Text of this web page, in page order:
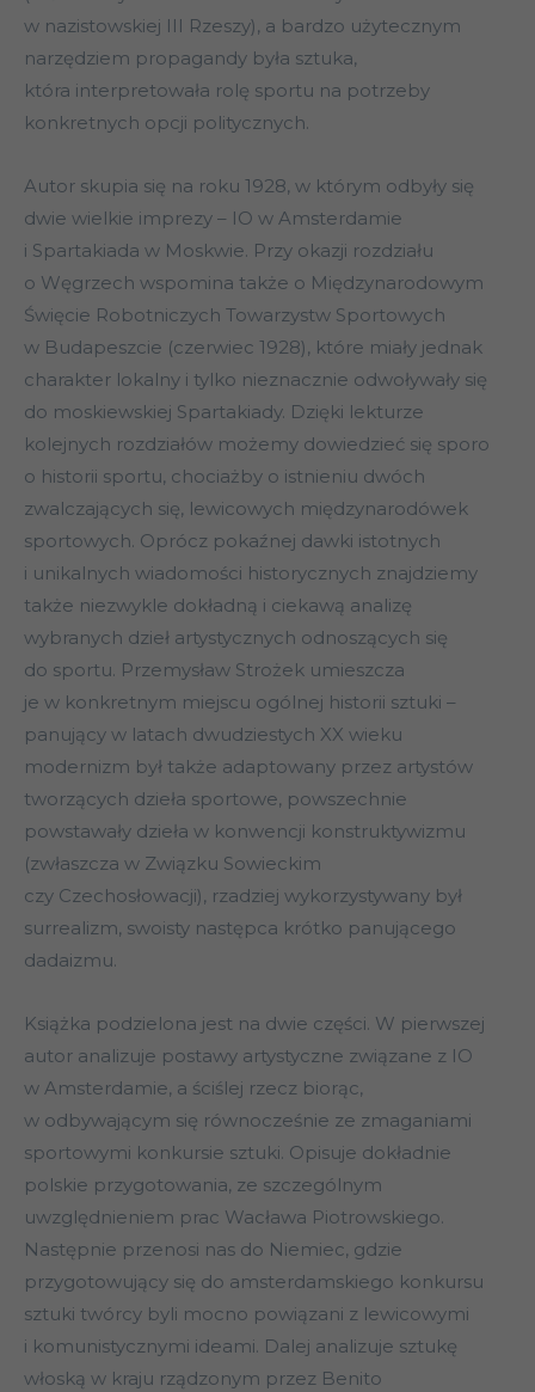
w nazistowskiej III Rzeszy), a bardzo użytecznym
narzędziem propagandy była sztuka,
która interpretowała rolę sportu na potrzeby
konkretnych opcji politycznych.
Autor skupia się na roku 1928, w którym odbyły się
dwie wielkie imprezy – IO w Amsterdamie
i Spartakiada w Moskwie. Przy okazji rozdziału
o Węgrzech wspomina także o Międzynarodowym
Święcie Robotniczych Towarzystw Sportowych
w Budapeszcie (czerwiec 1928), które miały jednak
charakter lokalny i tylko nieznacznie odwoływały się
do moskiewskiej Spartakiady. Dzięki lekturze
kolejnych rozdziałów możemy dowiedzieć się sporo
o historii sportu, chociażby o istnieniu dwóch
zwalczających się, lewicowych międzynarodówek
sportowych. Oprócz pokaźnej dawki istotnych
i unikalnych wiadomości historycznych znajdziemy
także niezwykle dokładną i ciekawą analizę
wybranych dzieł artystycznych odnoszących się
do sportu. Przemysław Strożek umieszcza
je w konkretnym miejscu ogólnej historii sztuki –
panujący w latach dwudziestych XX wieku
modernizm był także adaptowany przez artystów
tworzących dzieła sportowe, powszechnie
powstawały dzieła w konwencji konstruktywizmu
(zwłaszcza w Związku Sowieckim
czy Czechosłowacji), rzadziej wykorzystywany był
surrealizm, swoisty następca krótko panującego
dadaizmu.
Książka podzielona jest na dwie części. W pierwszej
autor analizuje postawy artystyczne związane z IO
w Amsterdamie, a ściślej rzecz biorąc,
w odbywającym się równocześnie ze zmaganiami
sportowymi konkursie sztuki. Opisuje dokładnie
polskie przygotowania, ze szczególnym
uwzględnieniem prac Wacława Piotrowskiego.
Następnie przenosi nas do Niemiec, gdzie
przygotowujący się do amsterdamskiego konkursu
sztuki twórcy byli mocno powiązani z lewicowymi
i komunistycznymi ideami. Dalej analizuje sztukę
włoską w kraju rządzonym przez Benito